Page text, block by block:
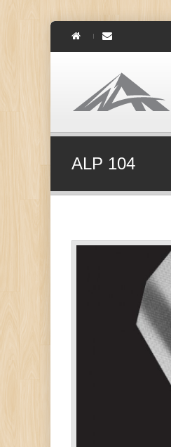
ALP 104